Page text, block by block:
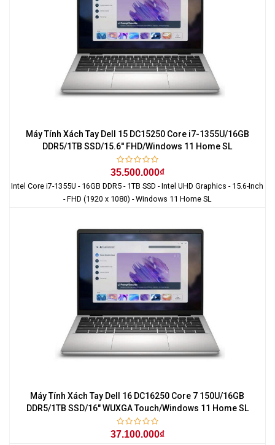
Máy Tính Xách Tay Dell 15 DC15250 Core i7-1355U/16GB
DDR5/1TB SSD/15.6'' FHD/Windows 11 Home SL
35.500.000₫
Intel Core i7-1355U - 16GB DDR5 - 1TB SSD - Intel UHD Graphics - 15.6-Inch
- FHD (1920 x 1080) - Windows 11 Home SL
Máy Tính Xách Tay Dell 16 DC16250 Core 7 150U/16GB
DDR5/1TB SSD/16" WUXGA Touch/Windows 11 Home SL
37.100.000₫